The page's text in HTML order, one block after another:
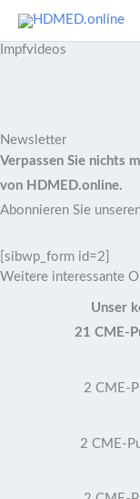
Zum
springen
Impfvideos
Newsletter
Verpassen Sie nichts
von HDMED.online.
Abonnieren Sie
[sibwp_form id=2]
Weitere interessante
Unser
21 CME-
2 CME-
2 CME-